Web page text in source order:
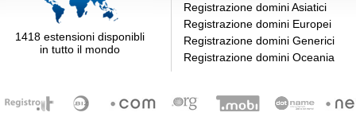
1418 estensioni disponibli
in tutto il mondo
Registrazione domini Asiatici
Registrazione domini Europei
Registrazione domini Generici
Registrazione domini Oceania